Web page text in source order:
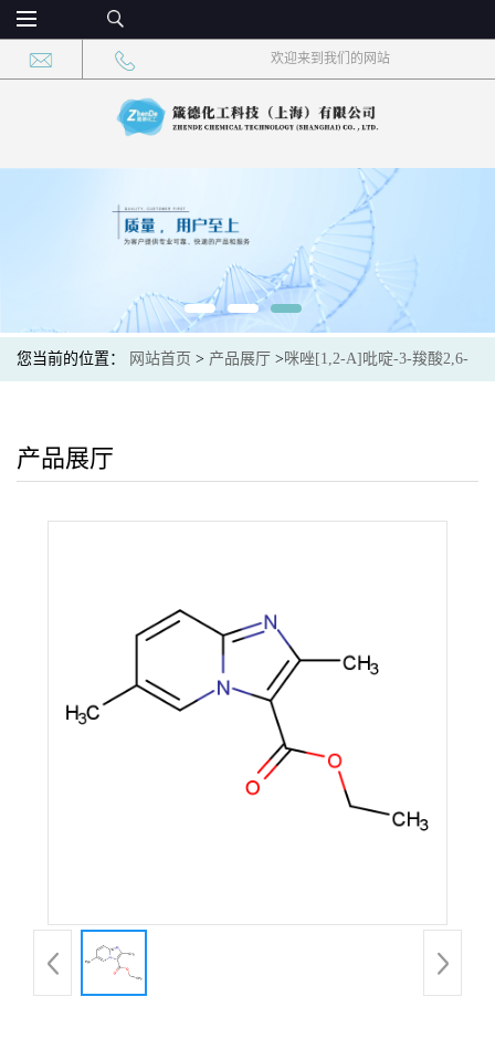
欢迎来到我们的网站
您当前的位置： 网站首页 > 产品展厅 >咪唑[1,2-A]吡啶-3-羧酸2,6-
产品展厅